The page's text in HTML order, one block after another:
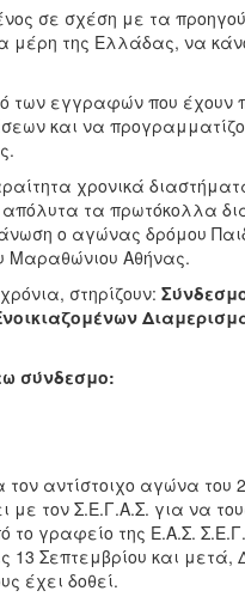
σε σχέση με τα
μέρη της Ελλάδας, να
των εγγραφών που έχουν
και να
χρονικά
απόλυτα τα πρωτόκολλα
ο αγώνας δρόμου
Μαραθώνιου Αθήνας.
στηρίζουν:
σύνδεσμο:
αντίστοιχο αγώνα του
με τον Σ.Ε.Γ.Α.Σ. για να
γραφείο της Ε.Α.Σ.
13 Σεπτεμβρίου και
έχει δοθεί.